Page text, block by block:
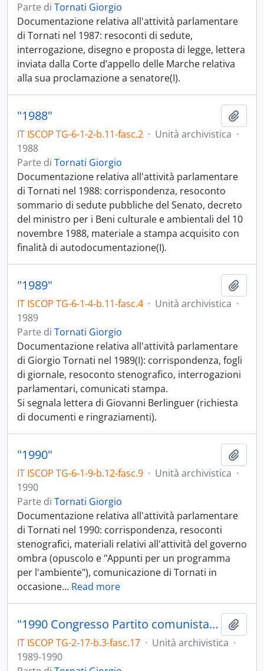
Parte di Tornati Giorgio
Documentazione relativa all'attività parlamentare
di Tornati nel 1987: resoconti di sedute,
interrogazione, disegno e proposta di legge, lettera
inviata dalla Corte d’appello delle Marche relativa
alla sua proclamazione a senatore(I).
"1988"
IT ISCOP TG-6-1-2-b.11-fasc.2 · Unità archivistica ·
1988
Parte di Tornati Giorgio
Documentazione relativa all'attività parlamentare
di Tornati nel 1988: corrispondenza, resoconto
sommario di sedute pubbliche del Senato, decreto
del ministro per i Beni culturale e ambientali del 10
novembre 1988, materiale a stampa acquisito con
finalità di autodocumentazione(I).
"1989"
IT ISCOP TG-6-1-4-b.11-fasc.4 · Unità archivistica ·
1989
Parte di Tornati Giorgio
Documentazione relativa all'attività parlamentare
di Giorgio Tornati nel 1989(I): corrispondenza, fogli
di giornale, resoconto stenografico, interrogazioni
parlamentari, comunicati stampa.
Si segnala lettera di Giovanni Berlinguer (richiesta
di documenti e ringraziamenti).
"1990"
IT ISCOP TG-6-1-9-b.12-fasc.9 · Unità archivistica ·
1990
Parte di Tornati Giorgio
Documentazione relativa all'attività parlamentare
di Tornati nel 1990: corrispondenza, resoconti
stenografici, materiali relativi all'attività del governo
ombra (opuscolo e "Appunti per un programma
per l'ambiente"), comunicazione di Tornati in
occasione… Read more
"1990 Congresso Partito comunista italiano - PCI ed elezioni amministrative"
IT ISCOP TG-2-17-b.3-fasc.17 · Unità archivistica ·
1989-1990